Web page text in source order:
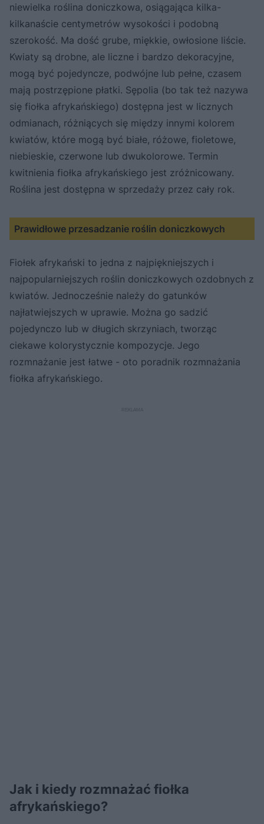
niewielka roślina doniczkowa, osiągająca kilka-
kilkanaście centymetrów wysokości i podobną
szerokość. Ma dość grube, miękkie, owłosione liście.
Kwiaty są drobne, ale liczne i bardzo dekoracyjne,
mogą być pojedyncze, podwójne lub pełne, czasem
mają postrzępione płatki. Sępolia (bo tak też nazywa
się fiołka afrykańskiego) dostępna jest w licznych
odmianach, różniących się między innymi kolorem
kwiatów, które mogą być białe, różowe, fioletowe,
niebieskie, czerwone lub dwukolorowe. Termin
kwitnienia fiołka afrykańskiego jest zróżnicowany.
Roślina jest dostępna w sprzedaży przez cały rok.
Prawidłowe przesadzanie roślin doniczkowych
Fiołek afrykański to jedna z najpiękniejszych i
najpopularniejszych roślin doniczkowych ozdobnych z
kwiatów. Jednocześnie należy do gatunków
najłatwiejszych w uprawie. Można go sadzić
pojedynczo lub w długich skrzyniach, tworząc
ciekawe kolorystycznie kompozycje. Jego
rozmnażanie jest łatwe - oto poradnik rozmnażania
fiołka afrykańskiego.
Jak i kiedy rozmnażać fiołka
afrykańskiego?